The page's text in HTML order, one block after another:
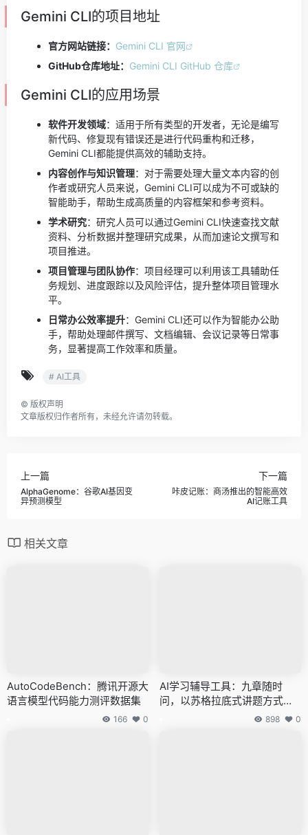
Gemini CLI的项目地址
官方网站链接： Gemini CLI 官网
GitHub仓库地址： Gemini CLI GitHub 仓库
Gemini CLI的应用场景
软件开发领域：适用于所有类型的开发者，无论是编写
新代码、修复现有错误还是进行代码重构和迁移，
Gemini CLI都能提供高效的辅助支持。
内容创作与知识管理：对于需要处理大量文本内容的创
作者或研究人员来说，Gemini CLI可以成为不可或缺的
智能助手，帮助生成高质量的内容框架和参考资料。
学术研究：研究人员可以通过Gemini CLI快速查找文献
资料、分析数据并整理研究成果，从而加速论文撰写和
项目推进。
项目管理与团队协作：项目经理可以利用该工具辅助任
务规划、进度跟踪以及风险评估，提升整体项目管理水
平。
日常办公效率提升：Gemini CLI还可以作为智能办公助
手，帮助处理邮件撰写、文档编辑、会议记录等日常事
务，显著提高工作效率和质量。
# AI工具
© 版权声明
文章版权归作者所有，未经允许请勿转载。
上一篇
AlphaGenome：谷歌AI基因变
异预测模型
下一篇
咔皮记账：商汤推出的智能高效
AI记账工具
相关文章
AutoCodeBench：腾讯开源大
语言模型代码能力测评数据集
166 0
AI学习辅导工具：九章随时
问，以苏格拉底式讲题方式逐
898 0